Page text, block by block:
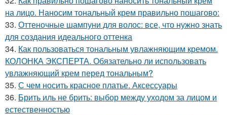
на лицо. Наносим тональный крем правильно пошагово:
33. Оттеночные шампуни для волос: все, что нужно знать
для создания идеального оттенка
34. Как пользоваться тональным увлажняющим кремом.
КОЛОНКА ЭКСПЕРТА. Обязательно ли использовать
увлажняющий крем перед тональным?
35. С чем носить красное платье. Аксессуары
36. Брить иль не брить: выбор между уходом за лицом и
естественностью